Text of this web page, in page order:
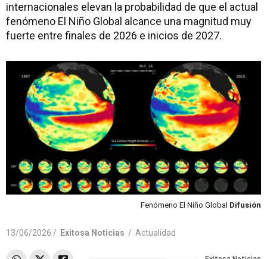
internacionales elevan la probabilidad de que el actual
fenómeno El Niño Global alcance una magnitud muy
fuerte entre finales de 2026 e inicios de 2027.
Fenómeno El Niño Global Difusión
13/06/2026 / Exitosa Noticias / Actualidad